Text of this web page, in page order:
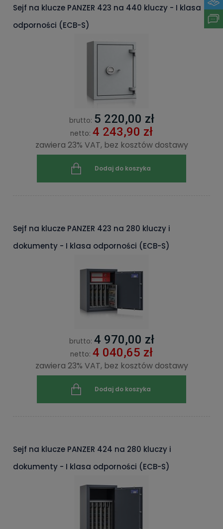
Sejf na klucze PANZER 423 na 440 kluczy - I klasa
odporności (ECB-S)
brutto: 5 220,00 zł
netto: 4 243,90 zł
zawiera 23% VAT, bez kosztów dostawy
Dodaj do koszyka
Sejf na klucze PANZER 423 na 280 kluczy i
dokumenty - I klasa odporności (ECB-S)
brutto: 4 970,00 zł
netto: 4 040,65 zł
zawiera 23% VAT, bez kosztów dostawy
Dodaj do koszyka
Sejf na klucze PANZER 424 na 280 kluczy i
dokumenty - I klasa odporności (ECB-S)